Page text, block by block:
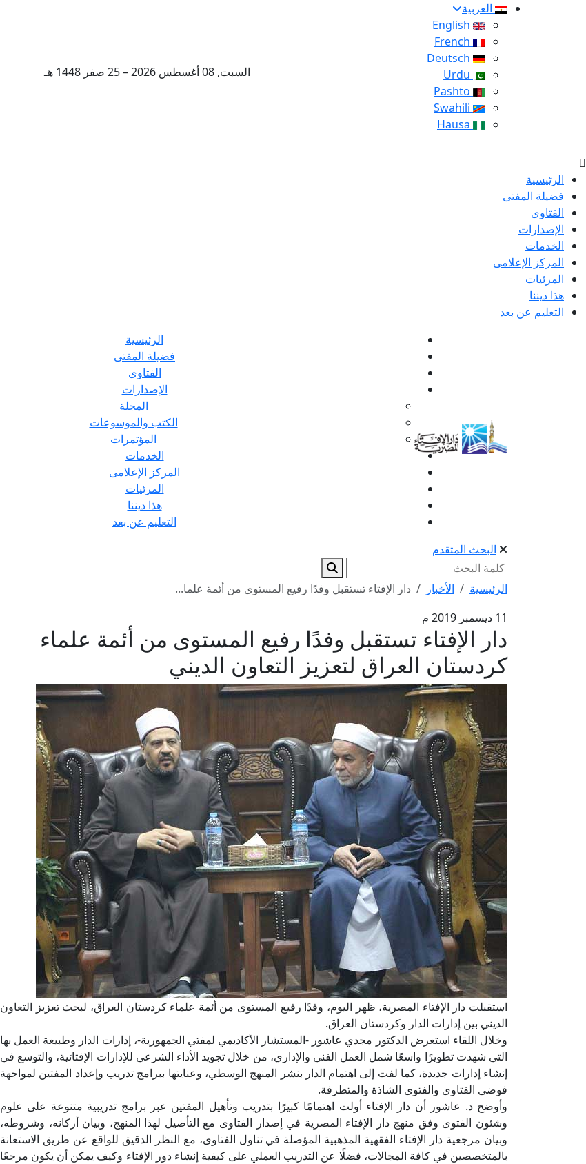
العربية
السبت, 08 أغسطس 2026 – 25 صفر 1448 هـ
الرئيسية
فضيلة المفتى
الفتاوى
الإصدارات
الخدمات
المركز الإعلامى
المرئيات
هذا ديننا
التعليم عن بعد
الرئيسية
فضيلة المفتى
الفتاوى
الإصدارات
المجلة
الكتب والموسوعات
المؤتمرات
الخدمات
المركز الإعلامى
المرئيات
هذا ديننا
التعليم عن بعد
البحث المتقدم
الرئيسية الأخبار
دار الإفتاء تستقبل وفدًا رفيع المستوى من أئمة علما...
11 ديسمبر 2019 م
دار الإفتاء تستقبل وفدًا رفيع المستوى من أئمة علماء
كردستان العراق لتعزيز التعاون الديني
استقبلت دار الإفتاء المصرية، ظهر اليوم، وفدًا رفيع المستوى من أئمة علماء كردستان العراق، لبحث تعزيز التعاون
الديني بين إدارات الدار وكردستان العراق.
وخلال اللقاء استعرض الدكتور مجدي عاشور -المستشار الأكاديمي لمفتي الجمهورية-، إدارات الدار وطبيعة العمل بها
التي شهدت تطويرًا واسعًا شمل العمل الفني والإداري، من خلال تجويد الأداء الشرعي للإدارات الإفتائية، والتوسع في
إنشاء إدارات جديدة، كما لفت إلى اهتمام الدار بنشر المنهج الوسطي، وعنايتها ببرامج تدريب وإعداد المفتين لمواجهة
فوضى الفتاوى والفتوى الشاذة والمتطرفة.
وأوضح د. عاشور أن دار الإفتاء أولت اهتمامًا كبيرًا بتدريب وتأهيل المفتين عبر برامج تدريبية متنوعة على علوم
وشئون الفتوى وفق منهج دار الإفتاء المصرية في إصدار الفتاوى مع التأصيل لهذا المنهج، وبيان أركانه، وشروطه،
وبيان مرجعية دار الإفتاء الفقهية المذهبية المؤصلة في تناول الفتاوى، مع النظر الدقيق للواقع عن طريق الاستعانة
بالمتخصصين في كافة المجالات، فضلًا عن التدريب العملي على كيفية إنشاء دور الإفتاء وكيف يمكن أن يكون مرجعًا